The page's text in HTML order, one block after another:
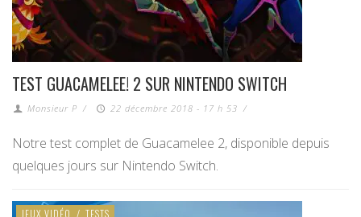
TEST GUACAMELEE! 2 SUR NINTENDO SWITCH
Monsieur P / 22 décembre 2018 - 17 h 53 /
Notre test complet de Guacamelee 2, disponible depuis
quelques jours sur Nintendo Switch.
JEUX VIDÉO / TESTS